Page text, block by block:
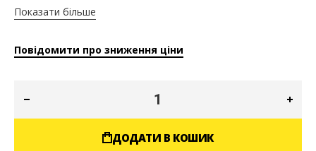
мінімалістичний
поєднанняз будь-яким
Показати більше
Повідомити про зниження ціни
ДОДАТИ В КОШИК